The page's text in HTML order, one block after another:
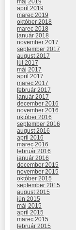
máj 2019
apríl 2019
marec 2019
október 2018
marec 2018
január 2018
november 2017
september 2017
august 2017
júl 2017
máj 2017
apríl 2017
marec 2017
február 2017
január 2017
december 2016
november 2016
október 2016
september 2016
august 2016
apríl 2016
marec 2016
február 2016
január 2016
december 2015
november 2015
október 2015
september 2015
august 2015
jún 2015
máj 2015
apríl 2015
marec 2015
február 2015